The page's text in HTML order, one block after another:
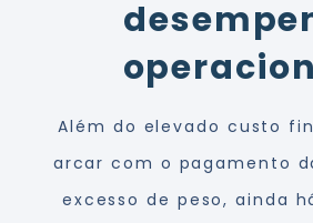
Além do elevado custo
arcar com o pagamento
excesso de peso, ainda